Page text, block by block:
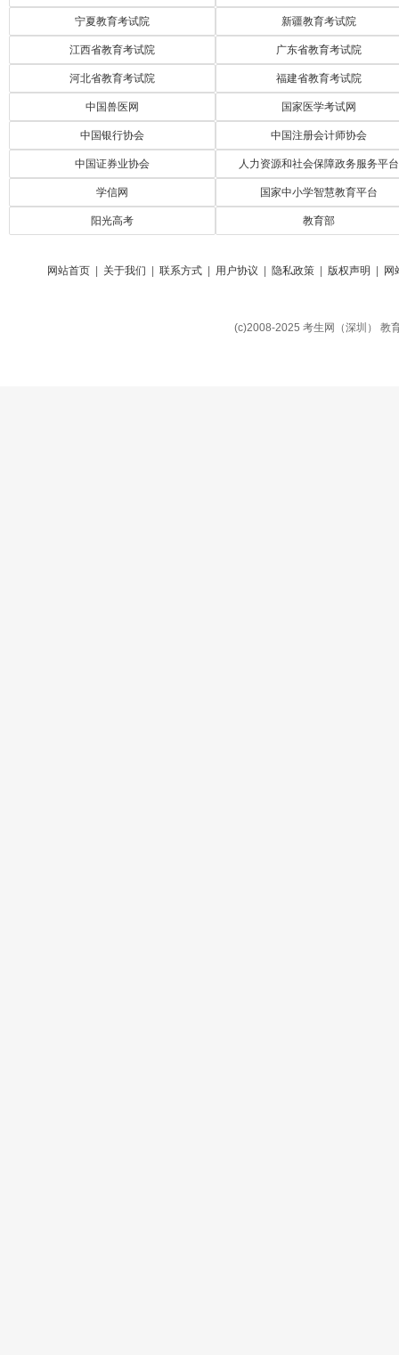
宁夏教育考试院 新疆教育考试院
江西省教育考试院 广东省教育考试院
河北省教育考试院 福建省教育考试院
中国兽医网 国家医学考试网
中国银行协会 中国注册会计师协会
中国证券业协会 人力资源和社会保障政务服务平台
学信网 国家中小学智慧教育平台
阳光高考 教育部
网站首页 关于我们 联系方式 用户协议 隐私政策 版权声明 网
(c)2008-2025 考生网（深圳）